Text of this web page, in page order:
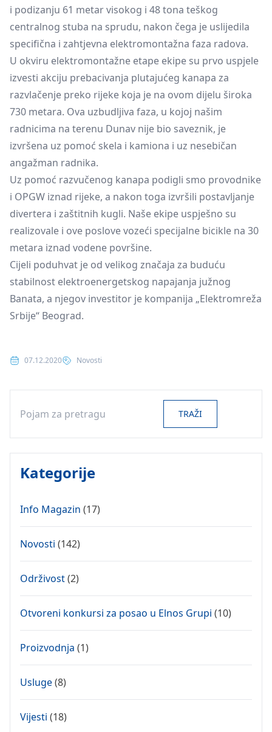
i podizanju 61 metar visokog i 48 tona teškog
centralnog stuba na sprudu, nakon čega je uslijedila
specifična i zahtjevna elektromontažna faza radova.
U okviru elektromontažne etape ekipe su prvo uspjele
izvesti akciju prebacivanja plutajućeg kanapa za
razvlačenje preko rijeke koja je na ovom dijelu široka
730 metara. Ova uzbudljiva faza, u kojoj našim
radnicima na terenu Dunav nije bio saveznik, je
izvršena uz pomoć skela i kamiona i uz nesebičan
angažman radnika.
Uz pomoć razvučenog kanapa podigli smo provodnike
i OPGW iznad rijeke, a nakon toga izvršili postavljanje
divertera i zaštitnih kugli. Naše ekipe uspješno su
realizovale i ove poslove vozeći specijalne bicikle na 30
metara iznad vodene površine.
Cijeli poduhvat je od velikog značaja za buduću
stabilnost elektroenergetskog napajanja južnog
Banata, a njegov investitor je kompanija „Elektromreža
Srbije“ Beograd.
07.12.2020 Posted in
Novosti
TRAŽI
Kategorije
Info Magazin (17)
Novosti (142)
Održivost(2)
Otvoreni konkursi za posao u Elnos Grupi (10)
Proizvodnja (1)
Usluge(8)
Vijesti (18)